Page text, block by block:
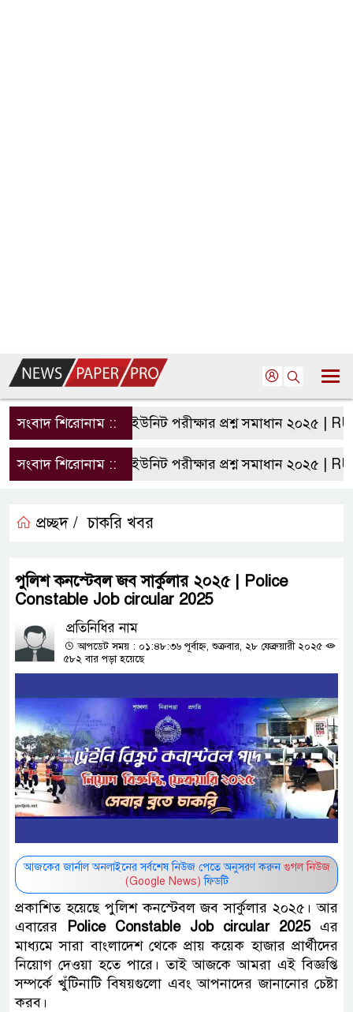
সংবাদ শিরোনাম ::
রাবি এ ইউনিট পরীক্ষার প্রশ্ন সমাধান ২০২৫ | RU A
সংবাদ শিরোনাম ::
রাবি এ ইউনিট পরীক্ষার প্রশ্ন সমাধান ২০২৫ | RU A
প্রচ্ছদ / চাকরি খবর
পুলিশ কনস্টেবল জব সার্কুলার ২০২৫ | Police
Constable Job circular 2025
প্রতিনিধির নাম
আপডেট সময় : ০১:৪৮:৩৬ পূর্বাহ্ন, শুক্রবার, ২৮ ফেব্রুয়ারী ২০২৫
৫৮২ বার পড়া হয়েছে
আজকের জার্নাল অনলাইনের সর্বশেষ নিউজ পেতে অনুসরণ করুন গুগল নিউজ
(Google News) ফিডটি
প্রকাশিত হয়েছে পুলিশ কনস্টেবল জব সার্কুলার ২০২৫।‌ আর
এবারের ‌
Police Constable Job circular 2025এর
মাধ্যমে সারা বাংলাদেশ থেকে প্রায় কয়েক হাজার প্রার্থীদের
নিয়োগ দেওয়া হতে পারে। তাই আজকে আমরা এই বিজ্ঞপ্তি
সম্পর্কে খুঁটিনাটি বিষয়গুলো এবং আপনাদের জানানোর চেষ্টা
করব।